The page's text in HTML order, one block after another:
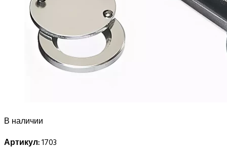
В наличии
Артикул:1703